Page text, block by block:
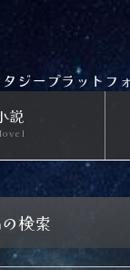
ジープラットフ
説
の検索